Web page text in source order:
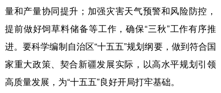
量和产量协同提升；加强灾害天气预警和风险防控，
提前做好饲草料储备等工作，确保“三秋”工作有序推
进。要科学编制自治区“十五五”规划纲要，做到符合国
家重大政策、契合新疆发展实际，以高水平规划引领
高质量发展，为“十五五”良好开局打牢基础。